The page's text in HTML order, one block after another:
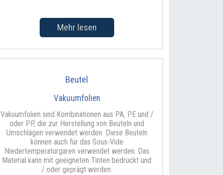
Mehr lesen
Beutel
Vakuumfolien
Vakuumfolien sind Kombinationen aus PA, PE und /
oder PP, die zur Herstellung von Beuteln und
Umschlägen verwendet werden. Diese Beuteln
können auch für das Sous-Vide
Niedertemperaturgaren verwendet werden. Das
Material kann mit geeigneten Tinten bedruckt und
/ oder geprägt werden.